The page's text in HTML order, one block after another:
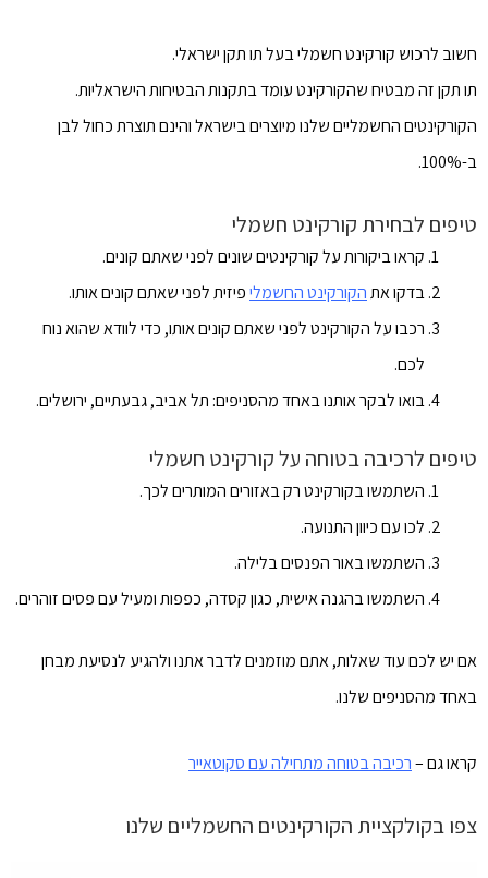
חשוב לרכוש קורקינט חשמלי בעל תו תקן ישראלי.
תו תקן זה מבטיח שהקורקינט עומד בתקנות הבטיחות הישראליות.
הקורקינטים החשמליים שלנו מיוצרים בישראל והינם תוצרת כחול לבן
ב-100%.
טיפים לבחירת קורקינט חשמלי
קראו ביקורות על קורקינטים שונים לפני שאתם קונים.
בדקו אתהקורקינט החשמליפיזית לפני שאתם קונים אותו.
רכבו על הקורקינט לפני שאתם קונים אותו, כדי לוודא שהוא נוח
לכם.
בואו לבקר אותנו באחד מהסניפים: תל אביב, גבעתיים, ירושלים.
טיפים לרכיבה בטוחה על קורקינט חשמלי
השתמשו בקורקינט רק באזורים המותרים לכך.
לכו עם כיוון התנועה.
השתמשו באור הפנסים בלילה.
השתמשו בהגנה אישית, כגון קסדה, כפפות ומעיל עם פסים זוהרים.
אם יש לכם עוד שאלות, אתם מוזמנים לדבר אתנו ולהגיע לנסיעת מבחן
באחד מהסניפים שלנו.
קראו גם –רכיבה בטוחה מתחילה עם סקוטאייר
צפו בקולקציית הקורקינטים החשמליים שלנו